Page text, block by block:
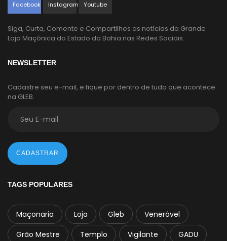
Facebook Instagram Youtube
Siga, Curta, Comente e Compartilhes as notícias da Grande
Loja Maçônica do Estado da Bahia nas Redes Sociais.
NEWSLETTER
Cadastre seu e-mail, e fique por dentro de tudo que acontece
na GLEB.
CADASTRAR
TAGS POPULARES
Maçonaria Loja Gleb
Venerável
Grão Mestre
Templo Vigilante GADU